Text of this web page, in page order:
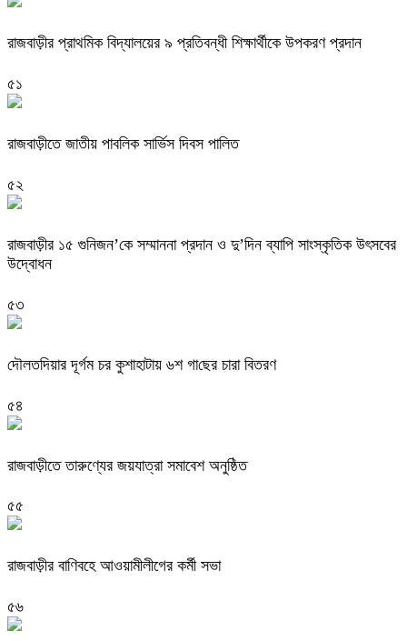
রাজবাড়ী‌র প্রাথমিক বিদ্যালয়ের ৯ প্রতিবন্ধী শিক্ষার্থীকে উপকরণ প্রদান
৫১
রাজবাড়ীতে জাতীয় পাবলিক সার্ভিস দিবস পালিত
৫২
রাজবাড়ীর ১৫ গুনিজন’কে সম্মাননা প্রদান ও দু’দিন ব্যাপি সাংস্কৃতিক উৎসবের
উদ্বোধন
৫৩
দৌলত‌দিয়ার দূর্গম চর কুশাহাটায় ৬শ গা‌ছের চারা বিতরণ
৫৪
রাজবাড়ীতে তারুণ্যের জয়যাত্রা সমাবেশ অনুষ্ঠিত
৫৫
রাজবাড়ীর বাণিবহে আওয়ামীলীগের কর্মী সভা
৫৬